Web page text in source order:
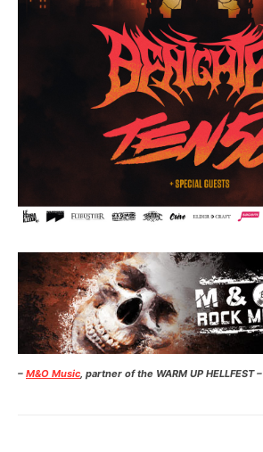
– M&O Music, partner of the WARM UP HELLFEST –